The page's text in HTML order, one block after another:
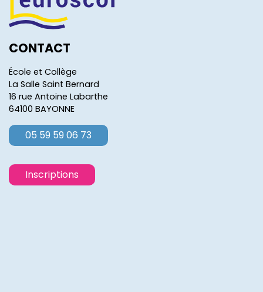
CONTACT
École et Collège
La Salle Saint Bernard
16 rue Antoine Labarthe
64100 BAYONNE
05 59 59 06 73
Inscriptions